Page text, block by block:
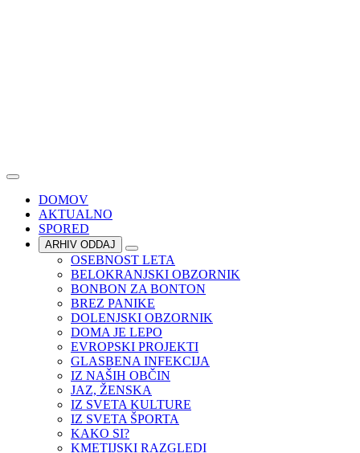
DOMOV
AKTUALNO
SPORED
ARHIV ODDAJ
OSEBNOST LETA
BELOKRANJSKI OBZORNIK
BONBON ZA BONTON
BREZ PANIKE
DOLENJSKI OBZORNIK
DOMA JE LEPO
EVROPSKI PROJEKTI
GLASBENA INFEKCIJA
IZ NAŠIH OBČIN
JAZ, ŽENSKA
IZ SVETA KULTURE
IZ SVETA ŠPORTA
KAKO SI?
KMETIJSKI RAZGLEDI